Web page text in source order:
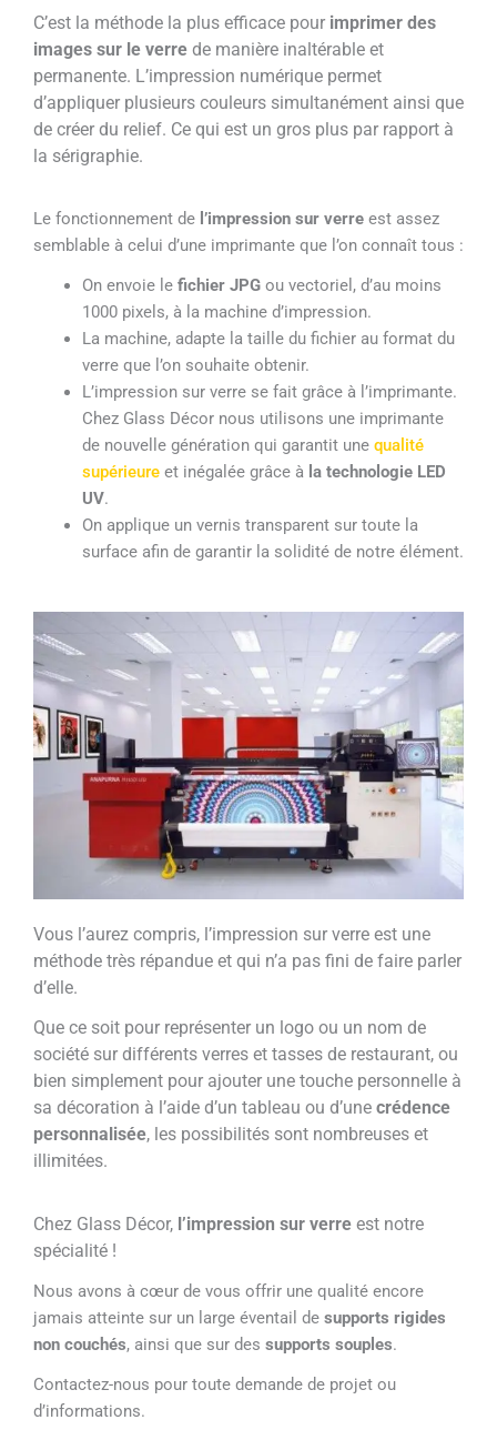
C’est la méthode la plus efficace pour imprimer des
images sur le verre de manière inaltérable et
permanente. L’impression numérique permet
d’appliquer plusieurs couleurs simultanément ainsi que
de créer du relief. Ce qui est un gros plus par rapport à
la sérigraphie.
Le fonctionnement de l’impression sur verre est assez
semblable à celui d’une imprimante que l’on connaît tous :
On envoie le fichier JPGou vectoriel, d’au moins
1000 pixels, à la machine d’impression.
La machine, adapte la taille du fichier au format du
verre que l’on souhaite obtenir.
L’impression sur verre se fait grâce à l’imprimante.
Chez Glass Décor nous utilisons une imprimante
de nouvelle génération qui garantit une qualité
supérieureet inégalée grâce à la technologie LED
UV.
On applique un vernis transparent sur toute la
surface afin de garantir la solidité de notre élément.
Vous l’aurez compris, l’impression sur verre est une
méthode très répandue et qui n’a pas fini de faire parler
d’elle.
Que ce soit pour représenter un logo ou un nom de
société sur différents verres et tasses de restaurant, ou
bien simplement pour ajouter une touche personnelle à
sa décoration à l’aide d’un tableau ou d’une crédence
personnalisée, les possibilités sont nombreuses et
illimitées.
Chez Glass Décor, l’impression sur verre est notre
spécialité !
Nous avons à cœur de vous offrir une qualité encore
jamais atteinte sur un large éventail de supports rigides
non couchés, ainsi que sur des supports souples.
Contactez-nous pour toute demande de projet ou
d’informations.